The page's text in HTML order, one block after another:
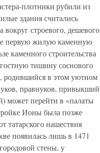
плотники рубили из
здания считались
строевого, дешевого
первую жилую каменную
каменного строительства
тишину соснового
родившийся в этом уютном
правнуков, привыкший
может перейти в «палаты
Ионы была позже
татарского нашествия
появилась лишь в 1471
стены, у